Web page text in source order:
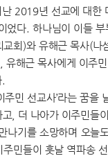
2019년 선교에 대
었다. 하나님이 이들
회)와 유해근 목사(
유해근 목사에게 이주
주민 선교사’라는 꿈
, 더 나아가 이주민들
나기를 소망하며 오
민들이 훗날 역파송